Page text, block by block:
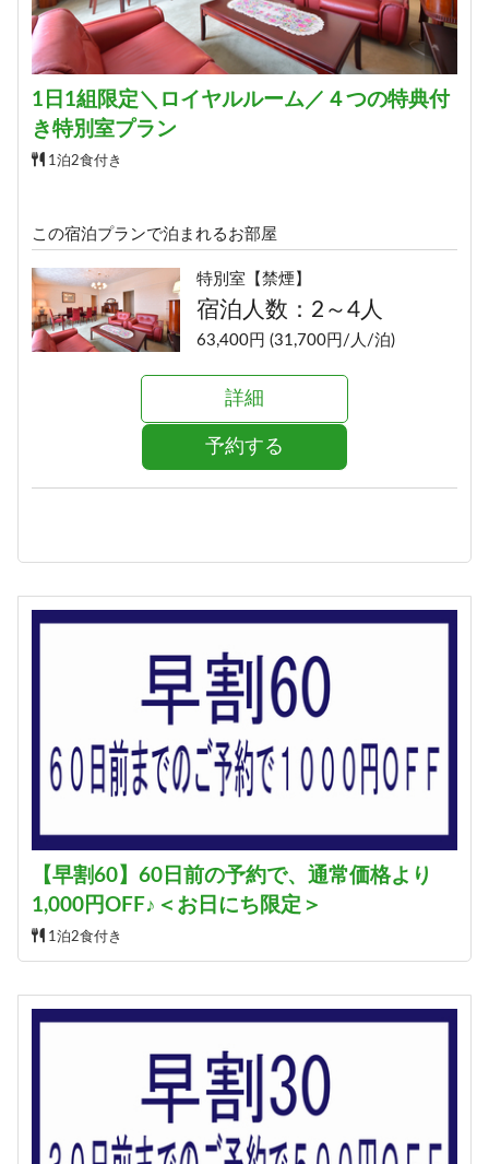
1日1組限定＼ロイヤルルーム／４つの特典付
き特別室プラン
1泊2食付き
この宿泊プランで泊まれるお部屋
特別室【禁煙】
宿泊人数：2～4人
63,400円 (31,700円/人/泊)
詳細
予約する
【早割60】60日前の予約で、通常価格より
1,000円OFF♪＜お日にち限定＞
1泊2食付き